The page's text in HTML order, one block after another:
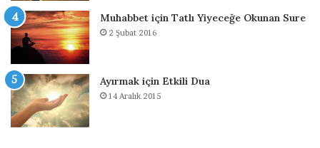
ç
i
n
u
a
Muhabbet için Tatlı Yiyeceğe Okunan Sure
2 Şubat 2016
Ayırmak için Etkili Dua
14 Aralık 2015